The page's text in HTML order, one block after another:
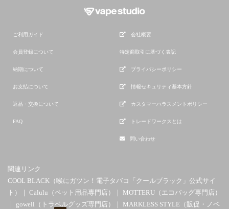
ご利用ガイド
会員登録について
納期について
お支払について
返品・交換について
FAQ
会社概要
特定商取引に基づく表記
プライバシーポリシー
情報セキュリティ基本方針
カスタマーハラスメントポリシー
トレードワークスとは
問い合わせ
関連リンク
COOL BLACK（喉にガツン！電子タバコ「クールブラック」公式サイ
ト）
Calulu（ペット用品専門店）
MOTTERU（エコバッグ専門店）
gowell（トラベルグッズ専門店）
MARKLESS STYLE（販促・ノベ